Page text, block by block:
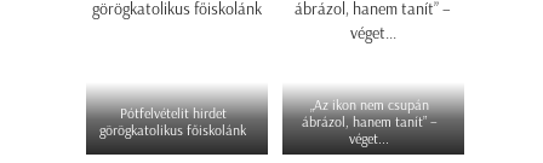
Pótfelvételit hirdet
görögkatolikus főiskolánk
„Az ikon nem csupán
ábrázol, hanem tanít” –
véget...